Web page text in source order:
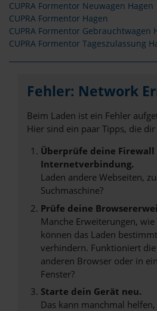
CUPRA Formentor Neuwagen Hagen
CUPRA Formentor Hagen
CUPRA Formentor Gebrauchtwagen
CUPRA Formentor Tageszulassung
Fehler: Network
Beim Laden ist ein Fehler
Hier sind ein paar Tipps, die
Überprüfe deine
Internetverbindung.
Laden andere Webseiten,
Suchmaschine?
Prüfe deine
Manche Erweiterungen,
können das Laden
verhindern. Funktioniert
anderen Browser oder in
Fenster?
Starte dein Gerät neu.
Das kann manchmal